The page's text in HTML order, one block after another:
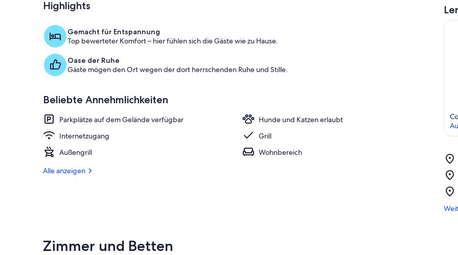
Highlights
Gemacht für Entspannung
Top bewerteter Komfort – hier fühlen sich die Gäste wie zu Hause.
Oase der Ruhe
Gäste mögen den Ort wegen der dort herrschenden Ruhe und Stille.
Beliebte Annehmlichkeiten
Parkplätze auf dem Gelände verfügbar
Hunde und Katzen erlaubt
Internetzugang
Grill
Außengrill
Wohnbereich
Alle anzeigen
Zimmer und Betten